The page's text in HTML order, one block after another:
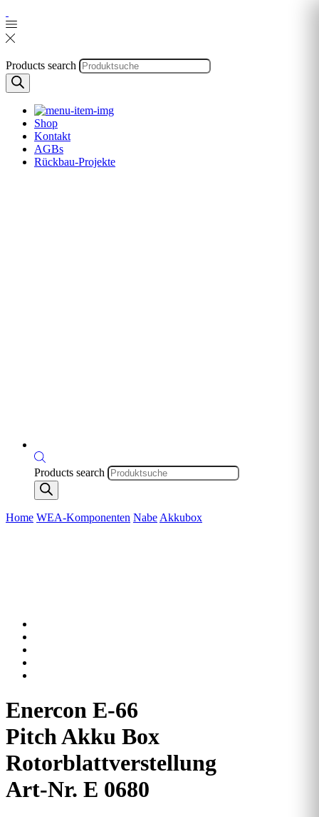
Products search
Shop
Kontakt
AGBs
Rückbau-Projekte
Products search
Home WEA-Komponenten Nabe Akkubox
Enercon E-66
Pitch Akku Box
Rotorblattverstellung
Art-Nr. E 0680